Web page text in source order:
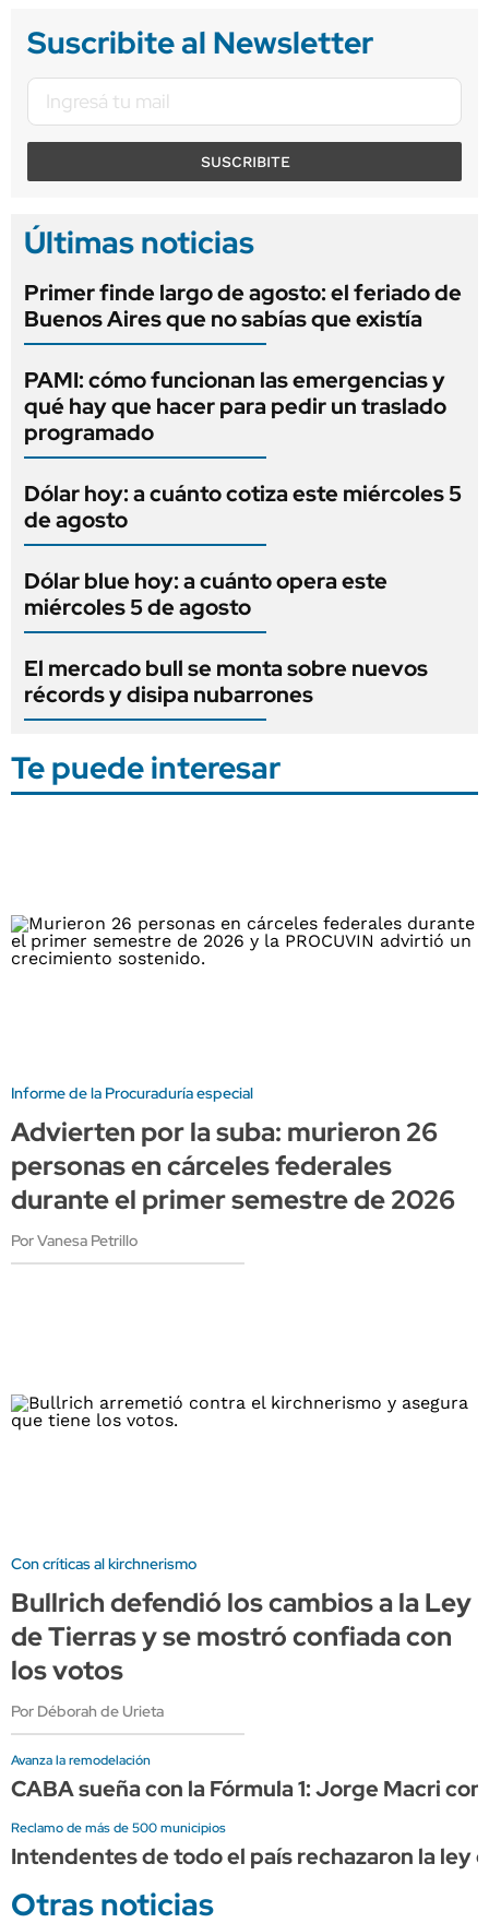
Suscribite al Newsletter
SUSCRIBITE
Últimas noticias
Primer finde largo de agosto: el feriado de
Buenos Aires que no sabías que existía
PAMI: cómo funcionan las emergencias y
qué hay que hacer para pedir un traslado
programado
Dólar hoy: a cuánto cotiza este miércoles 5
de agosto
Dólar blue hoy: a cuánto opera este
miércoles 5 de agosto
El mercado bull se monta sobre nuevos
récords y disipa nubarrones
Te puede interesar
Informe de la Procuraduría especial
Advierten por la suba: murieron 26
personas en cárceles federales
durante el primer semestre de 2026
Por Vanesa Petrillo
Con críticas al kirchnerismo
Bullrich defendió los cambios a la Ley
de Tierras y se mostró confiada con
los votos
Por Déborah de Urieta
Avanza la remodelación
CABA sueña con la Fórmula 1: Jorge Macri
Reclamo de más de 500 municipios
Intendentes de todo el país rechazaron la
Otras noticias